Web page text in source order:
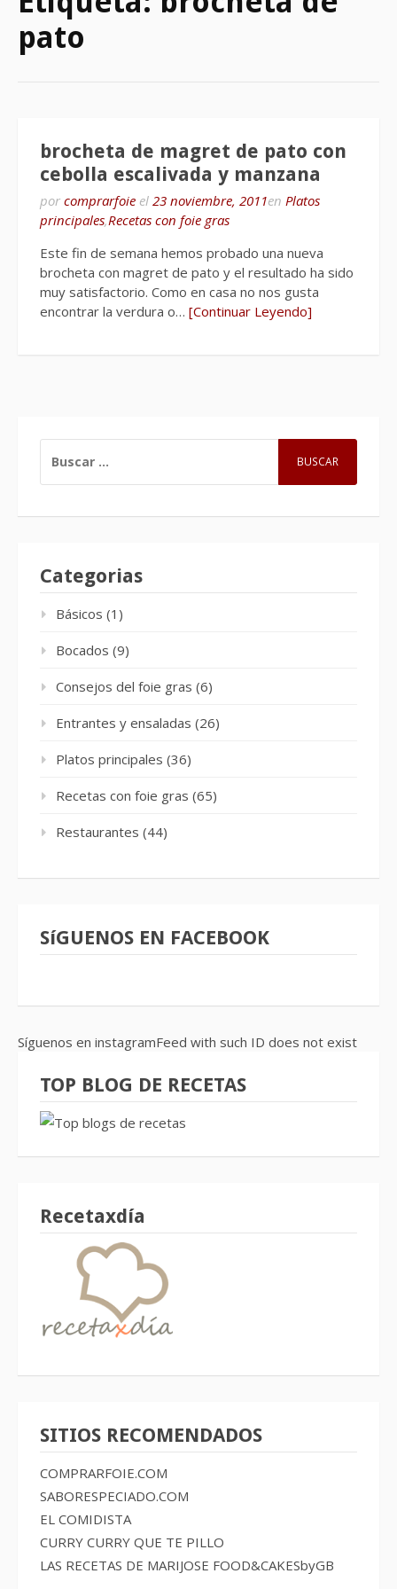
pato
brocheta de magret de pato con
cebolla escalivada y manzana
por comprarfoie el 23 noviembre, 2011en Platos
principales,Recetas con foie gras
Este fin de semana hemos probado una nueva
brocheta con magret de pato y el resultado ha sido
muy satisfactorio. Como en casa no nos gusta
encontrar la verdura o… [Continuar Leyendo]
Categorias
Básicos (1)
Bocados (9)
Consejos del foie gras (6)
Entrantes y ensaladas (26)
Platos principales (36)
Recetas con foie gras (65)
Restaurantes (44)
SíGUENOS EN FACEBOOK
Síguenos en instagramFeed with such ID does not exist
TOP BLOG DE RECETAS
Recetaxdía
SITIOS RECOMENDADOS
COMPRARFOIE.COM
SABORESPECIADO.COM
EL COMIDISTA
CURRY CURRY QUE TE PILLO
LAS RECETAS DE MARIJOSE FOOD&CAKESbyGB